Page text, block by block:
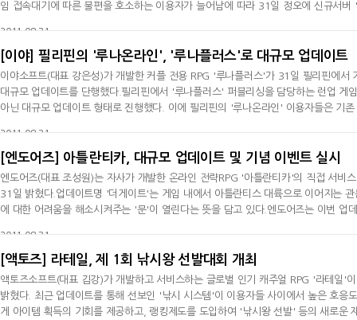
임 접속대기에 따른 불편을 호소하는 이용자가 늘어남에 따라 31일 정오에 신규서
2011-08-31
[이야] 필리핀의 '루나온라인', '루나플러스'로 대규모 업데이트
이야소프트(대표 강은성)가 개발한 커플 전용 RPG '루나플러스'가 31일 필리핀에
대규모 업데이트를 단행했다.필리핀에서 '루나플러스' 퍼블리싱을 담당하는 런업
아닌 대규모 업데이트 형태로 진행했다. 이에 필리핀의 '루나온라인' 이용자들은 기
2011-08-31
[엔도어즈] 아틀란티카, 대규모 업데이트 및 기념 이벤트 실시
엔도어즈(대표 조성원)는 자사가 개발한 온라인 전략RPG '아틀란티카'의 직접 서비
31일 밝혔다.업데이트명 '더게이트'는 게임 내에서 아틀란티스 대륙으로 이어지는
에 대한 어려움을 해소시켜주는 '문'이 열린다는 뜻을 담고 있다.엔도어즈는 이번
2011-08-31
[액토즈] 라테일, 제 1회 낚시왕 선발대회 개최
액토즈소프트(대표 김강)가 개발하고 서비스하는 글로벌 인기 캐주얼 RPG '라테
밝혔다. 최근 업데이트를 통해 선보인 '낚시 시스템'이 이용자들 사이에서 높은 호응
게 아이템 획득의 기회를 제공하고, 랭킹제도를 도입하여 '낚시왕 선발' 등의 새로